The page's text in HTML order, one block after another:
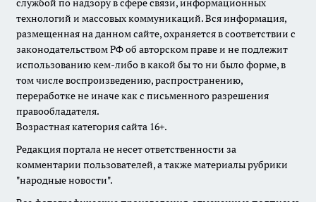
службой по надзору в сфере связи, информационных
технологий и массовых коммуникаций. Вся информация,
размещенная на данном сайте, охраняется в соответствии с
законодательством РФ об авторском праве и не подлежит
использованию кем-либо в какой бы то ни было форме, в
том числе воспроизведению, распространению,
переработке не иначе как с письменного разрешения
правообладателя.
Возрастная категория сайта 16+.
Редакция портала не несет ответственности за
комментарии пользователей, а также материалы рубрики
"народные новости".